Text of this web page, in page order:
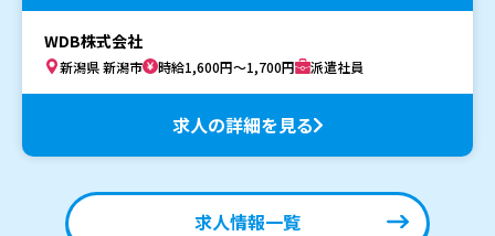
WDB株式会社
新潟県 新潟市 時給1,600円～1,700円 派遣社員
求人の詳細を見る
求人情報一覧